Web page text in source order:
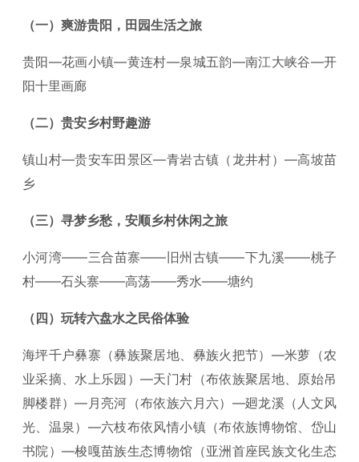
（一）爽游贵阳，田园生活之旅
贵阳—花画小镇—黄连村—泉城五韵—南江大峡谷—开
阳十里画廊
（二）贵安乡村野趣游
镇山村—贵安车田景区—青岩古镇（龙井村）—高坡苗
乡
（三）寻梦乡愁，安顺乡村休闲之旅
小河湾——三合苗寨——旧州古镇——下九溪——桃子
村——石头寨——高荡——秀水——塘约
（四）玩转六盘水之民俗体验
海坪千户彝寨（彝族聚居地、彝族火把节）—米萝（农
业采摘、水上乐园）—天门村（布依族聚居地、原始吊
脚楼群）—月亮河（布依族六月六）—廻龙溪（人文风
光、温泉）—六枝布依风情小镇（布依族博物馆、岱山
书院）—梭嘎苗族生态博物馆（亚洲首座民族文化生态